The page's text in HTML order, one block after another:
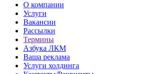
О компании
Услуги
Вакансии
Рассылки
Термины
Азбука ЛКМ
Ваша реклама
Услуги холдинга